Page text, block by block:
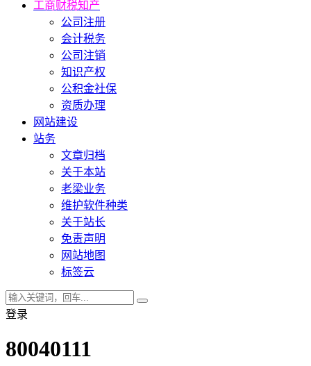
工商财税知产
公司注册
会计税务
公司注销
知识产权
公积金社保
资质办理
网站建设
站务
文章归档
关于本站
老梁业务
维护软件种类
关于站长
免责声明
网站地图
标签云
登录
80040111